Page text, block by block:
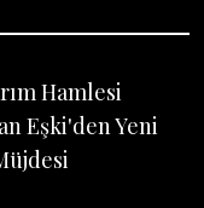
Hamlesi
Eşki'den Yeni